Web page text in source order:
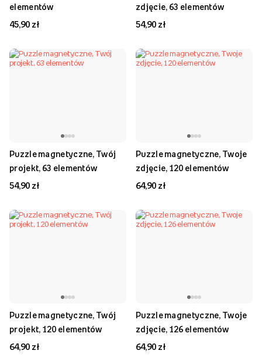
elementów
45,90 zł
zdjęcie, 63 elementów
54,90 zł
Puzzle magnetyczne, Twój
projekt, 63 elementów
54,90 zł
Puzzle magnetyczne, Twoje
zdjęcie, 120 elementów
64,90 zł
Puzzle magnetyczne, Twój
projekt, 120 elementów
64,90 zł
Puzzle magnetyczne, Twoje
zdjęcie, 126 elementów
64,90 zł